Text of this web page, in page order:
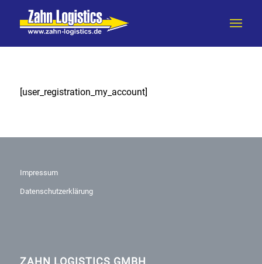
[user_registration_my_account]
Impressum
Datenschutzerklärung